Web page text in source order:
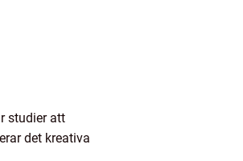
studier att
det kreativa